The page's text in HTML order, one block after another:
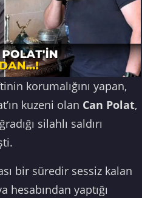
korumalığını yapan,
kuzeni olan Can Polat,
silahlı saldırı
bir süredir sessiz kalan
hesabından yaptığı